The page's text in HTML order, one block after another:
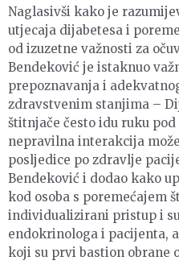
Naglasivši kako je
utjecaja dijabetesa i
od izuzetne važnosti za
Bendeković je istaknuo
prepoznavanja i
zdravstvenim stanjima –
štitnjače često idu ruku
nepravilna interakcija
posljedice po zdravlje
Bendeković i dodao kako
kod osoba s poremećajem
individualizirani pristup i
endokrinologa i pacijenta,
koji su prvi bastion obrane